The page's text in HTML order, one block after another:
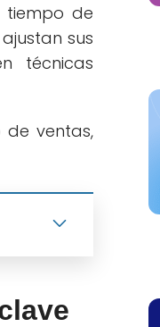
tiempo de
sus
técnicas
ventas,